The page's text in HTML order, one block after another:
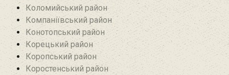
Коломийський район
Компаніївський район
Конотопський район
Корецький район
Коропський район
Коростенський район